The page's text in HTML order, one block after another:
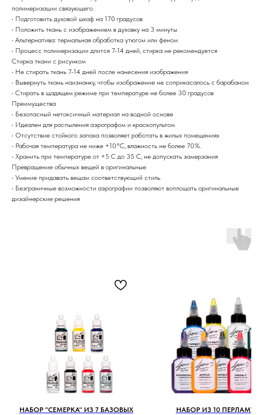
полимеризации связующего.
• Подготовить духовой шкаф на 170 градусов
• Положить ткань с изображением в духовку на 3 минуты
• Альтернатива: термальная обработка утюгом или феном
• Процесс полимеризации длится 7-14 дней, стирка не рекомендуется
Стирка ткани с рисунком
• Не стирать ткань 7-14 дней после нанесения изображения
• Вывернуть ткань наизнанку, чтобы изображение не соприкасалось с барабаном
• Стирать в щадящем режиме при температуре не более 30 градусов
Преимущества
• Безопасный нетоксичный материал на водной основе
• Идеален для распыления аэрографом и краскопультом
• Отсутствие стойкого запаха позволяет работать в жилых помещениях
• Рабочая температура не ниже +10°С, влажность не более 70%.
• Хранить при температуре от +5 С до 35 С, не допускать замерзания
Превращение обычных вещей в оригинальные
• Умение придавать вещам соответствующий стиль
• Безграничные возможности аэрографии позволяют воплощать оригинальные
дизайнерские решения
НАБОР "СЕМЕРКА" ИЗ 7 БАЗОВЫХ
НАБОР ИЗ 10